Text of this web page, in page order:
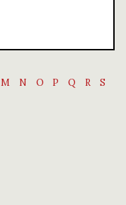
M N O P Q R
S